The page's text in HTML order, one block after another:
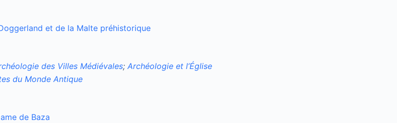
et de la Malte préhistorique
des Villes Médiévales; Archéologie et l’Église
du Monde Antique
de Baza